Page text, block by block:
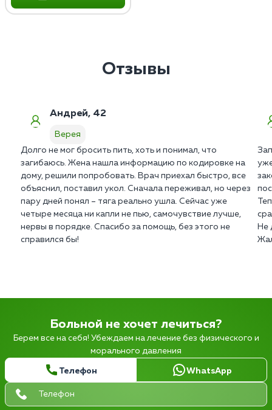
Отзывы
Андрей, 42
Верея
Долго не мог бросить пить, хоть и понимал, что
загибаюсь. Жена нашла информацию по кодировке на
дому, решили попробовать. Врач приехал быстро, все
объяснил, поставил укол. Сначала переживал, но через
пару дней понял – тяга реально ушла. Сейчас уже
четыре месяца ни капли не пью, самочувствие лучше,
нервы в порядке. Спасибо за помощь, без этого не
справился бы!
Не
Больной не хочет лечиться?
Берем все на себя! Убеждаем на лечение без физического и
морального давления
Телефон WhatsApp